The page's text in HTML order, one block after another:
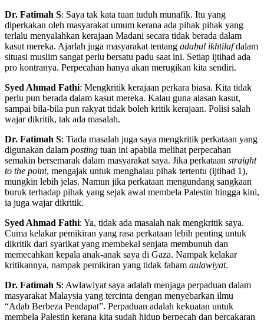
Dr. Fatimah S: Saya tak kata tuan tuduh munafik. Itu yang
diperkakan oleh masyarakat umum kerana ada pihak pihak yang
terlalu menyalahkan kerajaan Madani secara tidak berada dalam
kasut mereka. Ajarlah juga masyarakat tentang adabul ikhtilafdalam
situasi muslim sangat perlu bersatu padu saat ini. Setiap ijtihad ada
pro kontranya. Perpecahan hanya akan merugikan kita sendiri.
Syed Ahmad Fathi: Mengkritik kerajaan perkara biasa. Kita tidak
perlu pun berada dalam kasut mereka. Kalau guna alasan kasut,
sampai bila-bila pun rakyat tidak boleh kritik kerajaan. Polisi salah
wajar dikritik, tak ada masalah.
Dr. Fatimah S: Tiada masalah juga saya mengkritik perkataan yang
digunakan dalam posting tuan ini apabila melihat perpecahan
semakin bersemarak dalam masyarakat saya. Jika perkataan straight
to the point, mengajak untuk menghalau pihak tertentu (ijtihad 1),
mungkin lebih jelas. Namun jika perkataan mengundang sangkaan
buruk terhadap pihak yang sejak awal membela Palestin hingga kini,
ia juga wajar dikritik.
Syed Ahmad Fathi: Ya, tidak ada masalah nak mengkritik saya.
Cuma kelakar pemikiran yang rasa perkataan lebih penting untuk
dikritik dari syarikat yang membekal senjata membunuh dan
memecahkan kepala anak-anak saya di Gaza. Nampak kelakar
kritikannya, nampak pemikiran yang tidak faham aulawiyat.
Dr. Fatimah S: Awlawiyat saya adalah menjaga perpaduan dalam
masyarakat Malaysia yang tercinta dengan menyebarkan ilmu
“Adab Berbeza Pendapat”. Perpaduan adalah kekuatan untuk
membela Palestin kerana kita sudah hidup berpecah dan bercakaran